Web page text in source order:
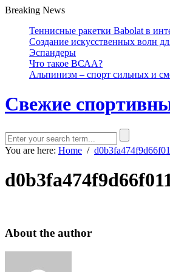
Breaking News
Теннисные ракетки Babolat в
Создание искусственных волн
Эспандеры
Что такое ВСАА?
Альпинизм – спорт сильных и
Свежие
You are here: Home /
About the author